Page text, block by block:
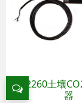
DJ-2260土壤
器